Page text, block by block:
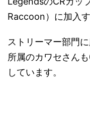
Raccoon）に加入
ストリーマー部門
所属のカワセさん
しています。